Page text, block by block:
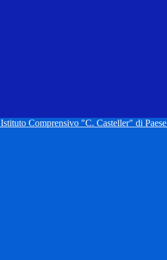
Istituto Comprensivo "C. Casteller" di Paese